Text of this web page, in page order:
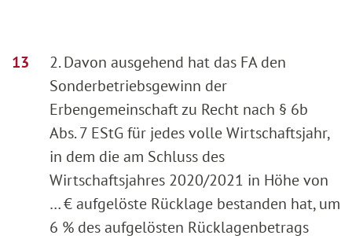
2. Davon ausgehend hat das FA den
Sonderbetriebsgewinn der
Erbengemeinschaft zu Recht nach § 6b
Abs. 7 EStG für jedes volle Wirtschaftsjahr,
in dem die am Schluss des
Wirtschaftsjahres 2020/2021 in Höhe von
… € aufgelöste Rücklage bestanden hat, um
6 % des aufgelösten Rücklagenbetrags